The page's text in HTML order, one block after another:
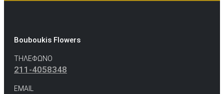
Bouboukis Flowers
ΤΗΛΕΦΩΝΟ
211-4058348
EMAIL